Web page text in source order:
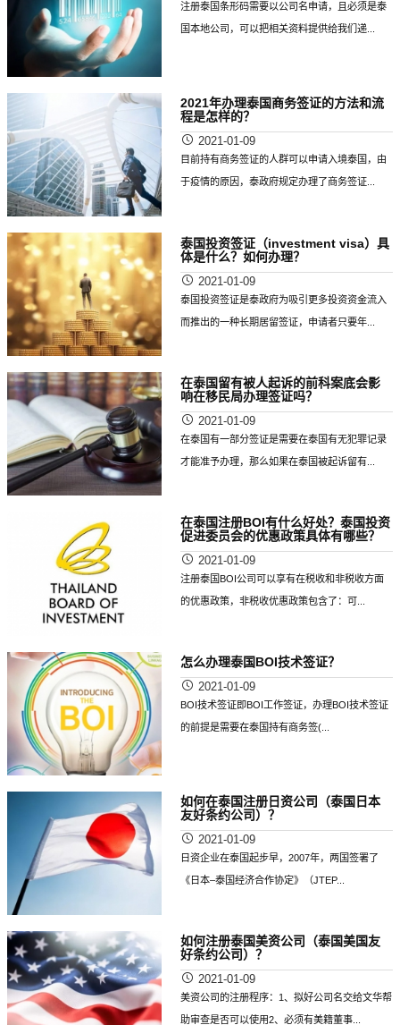
注册泰国条形码需要以公司名申请，且必须是泰
国本地公司，可以把相关资料提供给我们递...
2021年办理泰国商务签证的方法和流
程是怎样的？
2021-01-09
目前持有商务签证的人群可以申请入境泰国，由
于疫情的原因，泰政府规定办理了商务签证...
泰国投资签证（investment visa）具
体是什么？如何办理？
2021-01-09
泰国投资签证是泰政府为吸引更多投资资金流入
而推出的一种长期居留签证，申请者只要年...
在泰国留有被人起诉的前科案底会影
响在移民局办理签证吗？
2021-01-09
在泰国有一部分签证是需要在泰国有无犯罪记录
才能准予办理，那么如果在泰国被起诉留有...
在泰国注册BOI有什么好处？泰国投资
促进委员会的优惠政策具体有哪些？
2021-01-09
注册泰国BOI公司可以享有在税收和非税收方面
的优惠政策，非税收优惠政策包含了：可...
怎么办理泰国BOI技术签证？
2021-01-09
BOI技术签证即BOI工作签证，办理BOI技术签证
的前提是需要在泰国持有商务签(...
如何在泰国注册日资公司（泰国日本
友好条约公司）？
2021-01-09
日资企业在泰国起步早，2007年，两国签署了
《日本–泰国经济合作协定》（JTEP...
如何注册泰国美资公司（泰国美国友
好条约公司）？
2021-01-09
美资公司的注册程序：1、拟好公司名交给文华帮
助审查是否可以使用2、必须有美籍董事...